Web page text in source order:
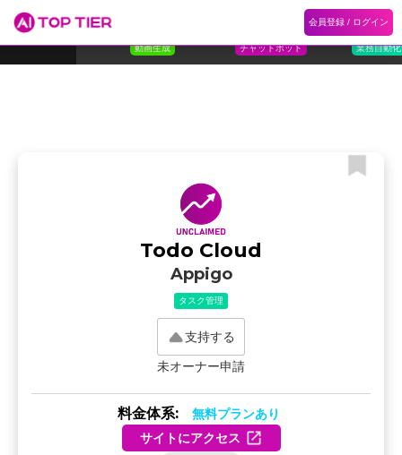
会員登録 / ログイン
ランキング
動画生成 チャットボット
3
Flokzu
業務自動化
Todo Cloud
Appigo
タスク管理
支持する
未オーナー申請
料金体系: 無料プランあり
サイトにアクセス
ホーム 記事